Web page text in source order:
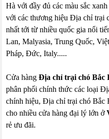
Hà với đầy đủ các màu sắc
với các thương hiệu Địa chỉ trại
nhất tới từ nhiều quốc gia nổi
Lan, Malyasia, Trung Quốc,
Pháp, Đức, Italy.....
Cửa hàngĐịa chỉ trại chó Bắc
phân phối chính thức các loại
chính hiệu, Địa chỉ trại chó Bắc
cho nhiều cửa hàng đại lý lớn ở
rẻ ưu đãi.